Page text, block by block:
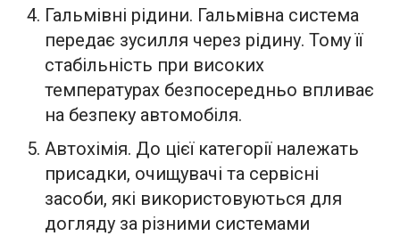
Гальмівні рідини. Гальмівна система
передає зусилля через рідину. Тому її
стабільність при високих
температурах безпосередньо впливає
на безпеку автомобіля.
Автохімія. До цієї категорії належать
присадки, очищувачі та сервісні
засоби, які використовуються для
догляду за різними системами